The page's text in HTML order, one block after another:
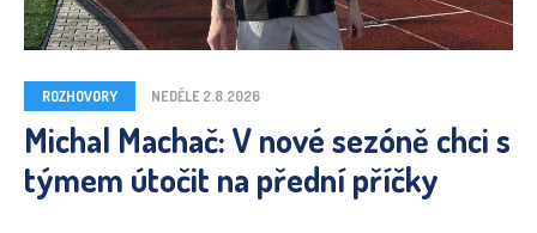
ROZHOVORY NEDĚLE 2.8.2026
Michal Machač: V nové sezóně chci s
týmem útočit na přední příčky